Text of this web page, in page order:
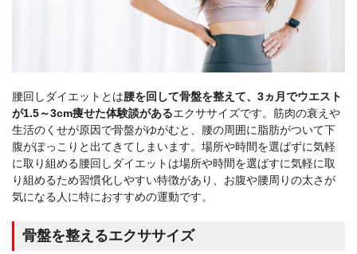
腰回しダイエットとは腰を回して骨盤を整えて、3ヵ月でウエスト
が1.5～3cm痩せた体験談があるエクササイズです。筋肉の衰えや
生活のくせが原因で骨盤がゆがむと、腰の周囲に脂肪がついて下
腹がぽっこりと出てきてしまいます。場所や時間を選ばずに気軽
に取り組める腰回しダイエットは場所や時間を選ばすに気軽に取
り組めるため習慣化しやすい特徴があり、お腹や腰周りの太さが
気になる人に特におすすめの運動です。
骨盤を整えるエクササイズ